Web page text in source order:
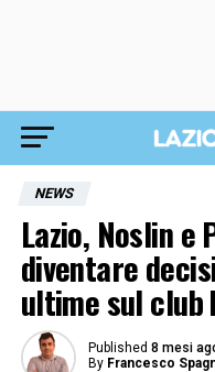
NEWS
Lazio, Noslin e
diventare
ultime sul club
Published 8 mesi
By Francesco